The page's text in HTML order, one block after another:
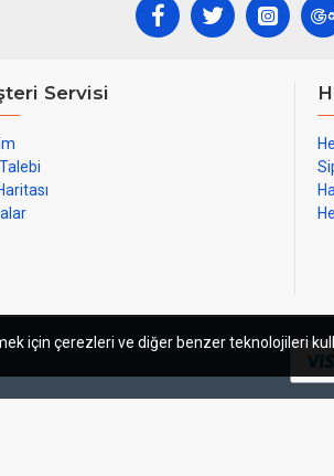
Servisi
için çerezleri ve diğer benzer teknolojileri